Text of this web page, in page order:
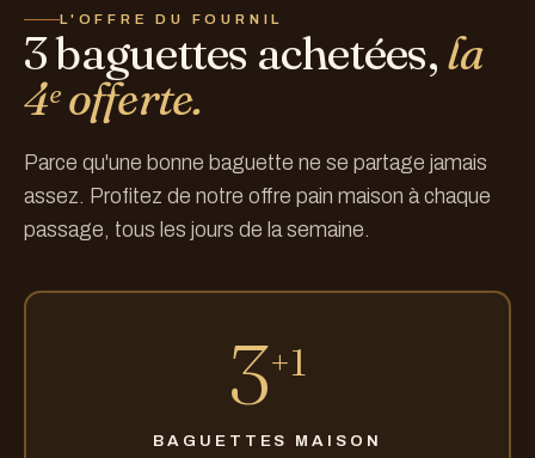
L'OFFRE DU FOURNIL
3 baguettes achetées,la
4ᵉ offerte.
Parce qu'une bonne baguette ne se partage jamais
assez. Profitez de notre offre pain maison à chaque
passage, tous les jours de la semaine.
3+1
BAGUETTES MAISON